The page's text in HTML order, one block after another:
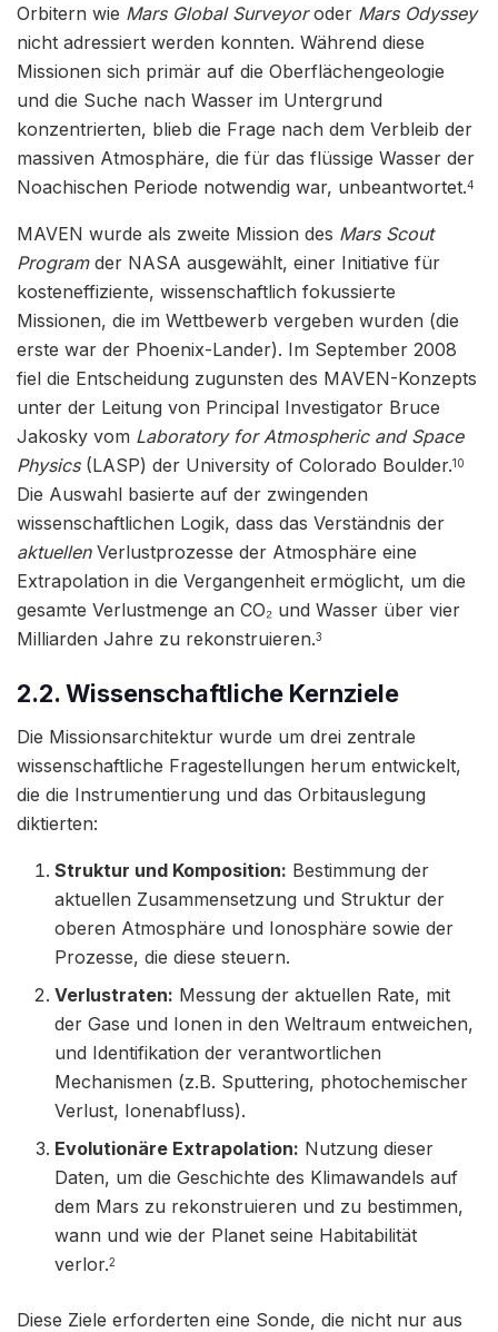
Orbitern wie Mars Global Surveyoroder Mars Odyssey
nicht adressiert werden konnten. Während diese
Missionen sich primär auf die Oberflächengeologie
und die Suche nach Wasser im Untergrund
konzentrierten, blieb die Frage nach dem Verbleib der
massiven Atmosphäre, die für das flüssige Wasser der
Noachischen Periode notwendig war, unbeantwortet.4
MAVEN wurde als zweite Mission des Mars Scout
Programder NASA ausgewählt, einer Initiative für
kosteneffiziente, wissenschaftlich fokussierte
Missionen, die im Wettbewerb vergeben wurden (die
erste war der Phoenix-Lander). Im September 2008
fiel die Entscheidung zugunsten des MAVEN-Konzepts
unter der Leitung von Principal Investigator Bruce
Jakosky vom Laboratory for Atmospheric and Space
Physics(LASP) der University of Colorado Boulder.10
Die Auswahl basierte auf der zwingenden
wissenschaftlichen Logik, dass das Verständnis der
aktuellenVerlustprozesse der Atmosphäre eine
Extrapolation in die Vergangenheit ermöglicht, um die
gesamte Verlustmenge an CO₂ und Wasser über vier
Milliarden Jahre zu rekonstruieren.3
2.2. Wissenschaftliche Kernziele
Die Missionsarchitektur wurde um drei zentrale
wissenschaftliche Fragestellungen herum entwickelt,
die die Instrumentierung und das Orbitauslegung
diktierten:
Struktur und Komposition: Bestimmung der
aktuellen Zusammensetzung und Struktur der
oberen Atmosphäre und Ionosphäre sowie der
Prozesse, die diese steuern.
Verlustraten: Messung der aktuellen Rate, mit
der Gase und Ionen in den Weltraum entweichen,
und Identifikation der verantwortlichen
Mechanismen (z.B. Sputtering, photochemischer
Verlust, Ionenabfluss).
Evolutionäre Extrapolation: Nutzung dieser
Daten, um die Geschichte des Klimawandels auf
dem Mars zu rekonstruieren und zu bestimmen,
wann und wie der Planet seine Habitabilität
verlor.2
Diese Ziele erforderten eine Sonde, die nicht nur aus